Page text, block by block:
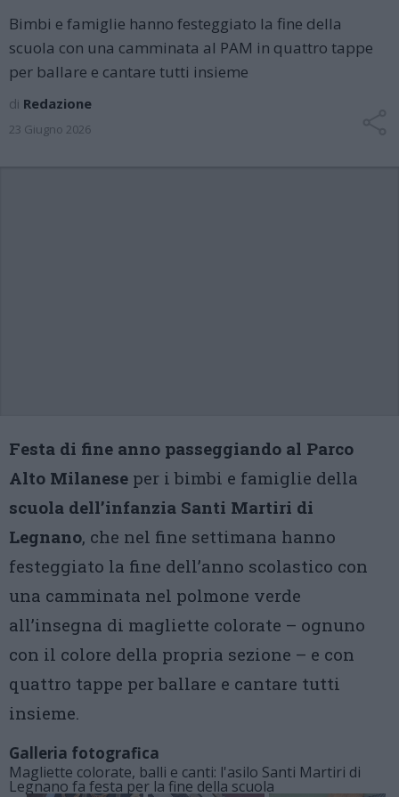
Bimbi e famiglie hanno festeggiato la fine della
scuola con una camminata al PAM in quattro tappe
per ballare e cantare tutti insieme
di Redazione
23 Giugno 2026
Festa di fine anno passeggiando al Parco
Alto Milanese per i bimbi e famiglie della
scuola dell’infanzia Santi Martiri di
Legnano, che nel fine settimana hanno
festeggiato la fine dell’anno scolastico con
una camminata nel polmone verde
all’insegna di magliette colorate – ognuno
con il colore della propria sezione – e con
quattro tappe per ballare e cantare tutti
insieme.
Galleria fotografica
Magliette colorate, balli e canti: l'asilo Santi Martiri di
Legnano fa festa per la fine della scuola